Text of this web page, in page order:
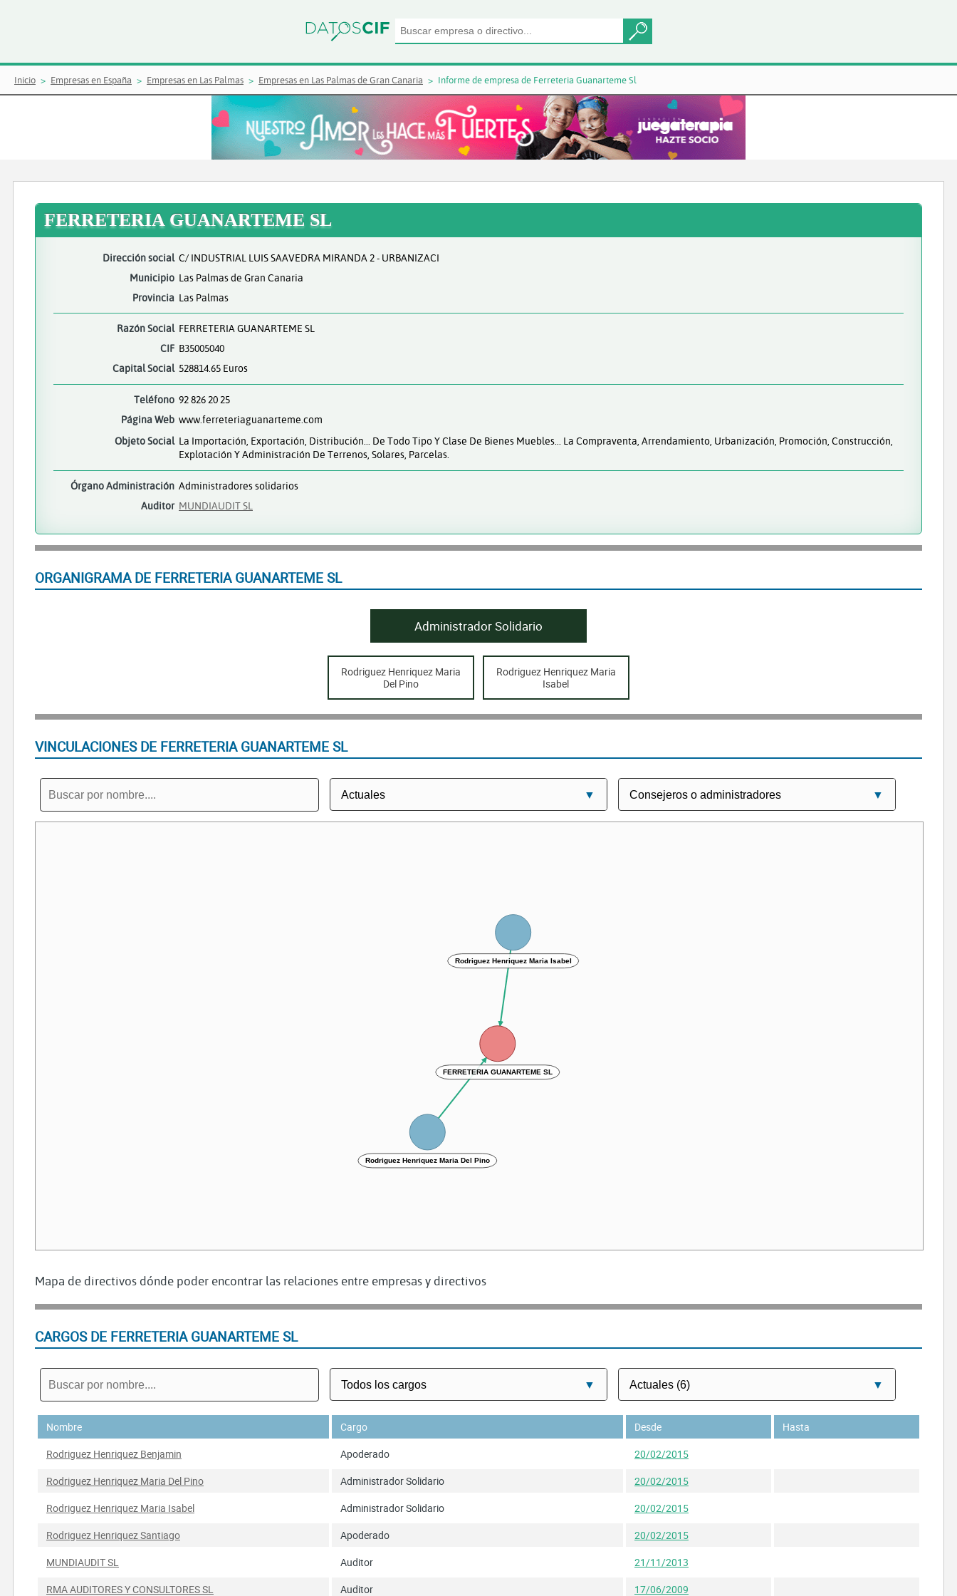
Inicio Empresas en España Empresas en Las Palmas Empresas en Las Palmas de Gran Canaria Informe de empresa de Ferreteria Guanarteme Sl
FERRETERIA GUANARTEME SL
Dirección social C/ INDUSTRIAL LUIS SAAVEDRA MIRANDA 2 - URBANIZACI
Municipio Las Palmas de Gran Canaria
Provincia Las Palmas
Razón Social FERRETERIA GUANARTEME SL
CIF B35005040
Capital Social 528814.65 Euros
Teléfono 92 826 20 25
Página Web www.ferreteriaguanarteme.com
Objeto Social La Importación, Exportación, Distribución... De Todo Tipo Y Clase De Bienes Muebles... La Compraventa, Arrendamiento, Urbanización, Promoción, Construcción,
Explotación Y Administración De Terrenos, Solares, Parcelas.
Órgano Administración Administradores solidarios
Auditor MUNDIAUDIT SL
ORGANIGRAMA DE FERRETERIA GUANARTEME SL
Administrador Solidario
Rodriguez Henriquez Maria
Del Pino
Rodriguez Henriquez Maria
Isabel
VINCULACIONES DE FERRETERIA GUANARTEME SL
FERRETERIA GUANARTEME SL
Rodriguez Henriquez Maria Del Pino
Rodriguez Henriquez Maria Isabel
Mapa de directivos dónde poder encontrar las relaciones entre empresas y directivos
CARGOS DE FERRETERIA GUANARTEME SL
Nombre Cargo Desde
Hasta
Rodriguez Henriquez Benjamin
Apoderado
20/02/2015
Rodriguez Henriquez Maria Del Pino
Administrador Solidario
20/02/2015
Rodriguez Henriquez Maria Isabel
Administrador Solidario
20/02/2015
Rodriguez Henriquez Santiago
Apoderado
20/02/2015
MUNDIAUDIT SL
Auditor
21/11/2013
RMA AUDITORES Y CONSULTORES SL
Auditor 17/06/2009